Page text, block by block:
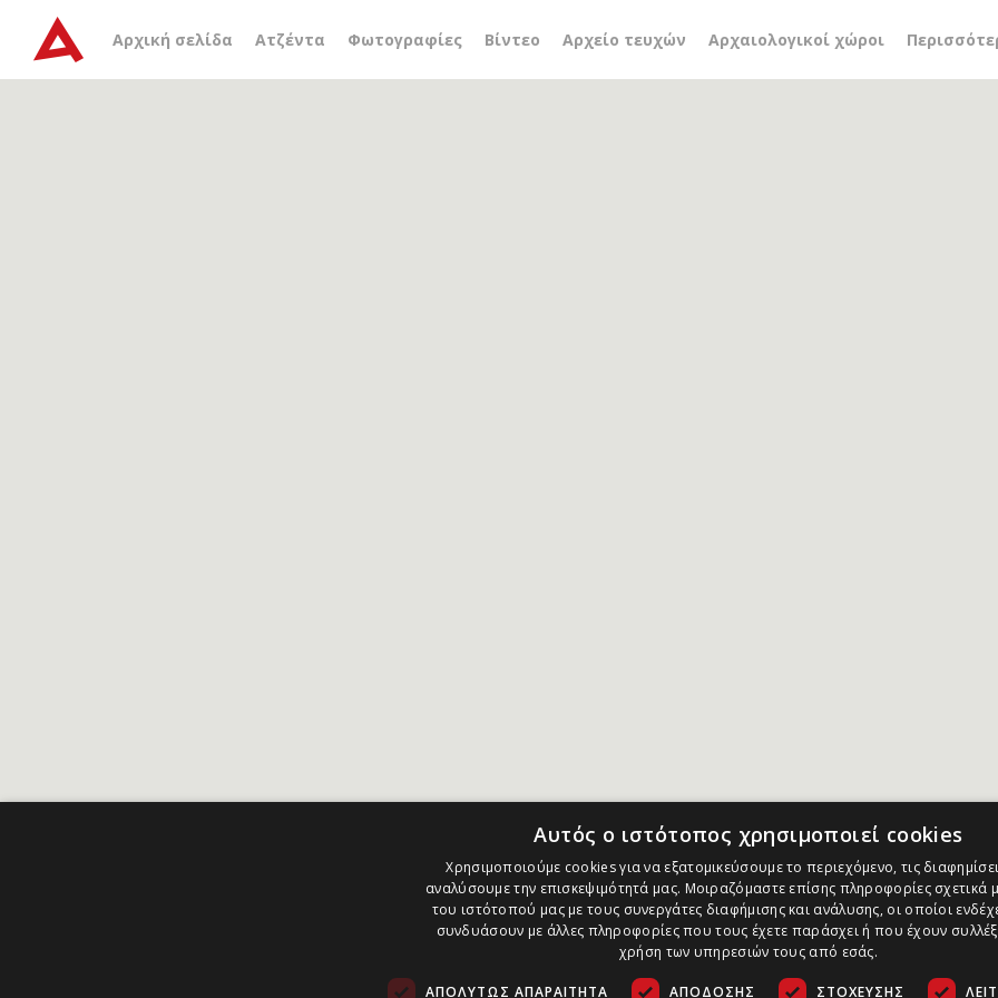
Αρχική σελίδα Ατζέντα Φωτογραφίες Βίντεο Αρχείο τευχών Αρχαιολογικοί χώροι
Αρχείο ετικέτας Τζουμέρκων
Αυτός ο ιστότοπος χρησιμοποιεί cookies
Χρησιμοποιούμε cookies για να εξατομικεύσουμε το περιεχόμενο, τις
αναλύσουμε την επισκεψιμότητά μας. Μοιραζόμαστε επίσης πληροφορίες σχετικά
του ιστότοπού μας με τους συνεργάτες διαφήμισης και ανάλυσης, οι οποίοι
συνδυάσουν με άλλες πληροφορίες που τους έχετε παράσχει ή που έχουν
χρήση των υπηρεσιών τους από εσάς.
ΑΠΟΛΎΤΩΣ ΑΠΑΡΑΊΤΗΤΑ ΑΠΌΔΟΣΗΣ ΣΤΌΧΕΥΣΗΣ